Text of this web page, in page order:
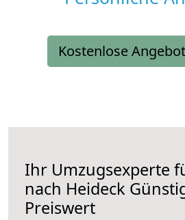
Kostenlose
Ihr Umzugsexperte
nach Heideck
Preiswert